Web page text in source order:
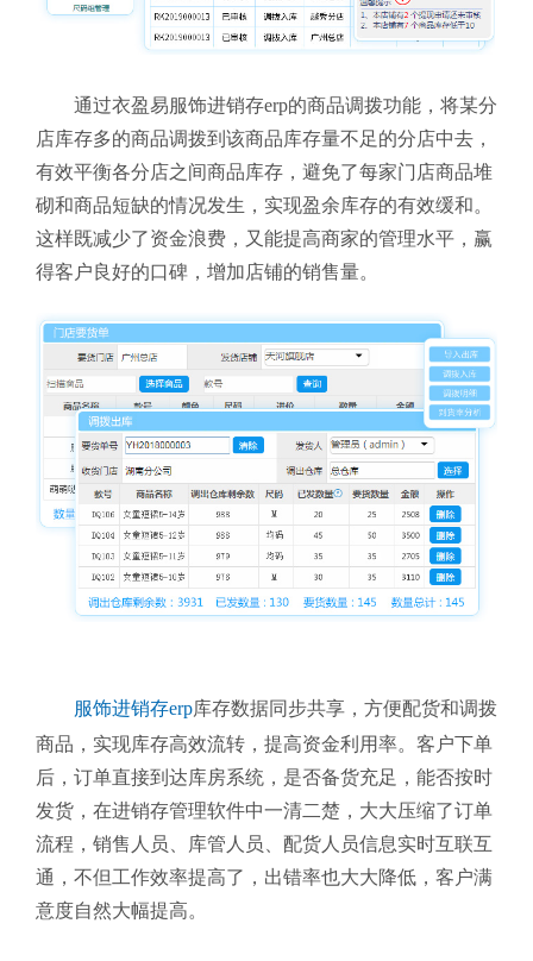
通过衣盈易服饰进销存erp的商品调拨功能，将某分
店库存多的商品调拨到该商品库存量不足的分店中去，
有效平衡各分店之间商品库存，避免了每家门店商品堆
砌和商品短缺的情况发生，实现盈余库存的有效缓和。
这样既减少了资金浪费，又能提高商家的管理水平，赢
得客户良好的口碑，增加店铺的销售量。
服饰进销存erp库存数据同步共享，方便配货和调拨
商品，实现库存高效流转，提高资金利用率。客户下单
后，订单直接到达库房系统，是否备货充足，能否按时
发货，在进销存管理软件中一清二楚，大大压缩了订单
流程，销售人员、库管人员、配货人员信息实时互联互
通，不但工作效率提高了，出错率也大大降低，客户满
意度自然大幅提高。